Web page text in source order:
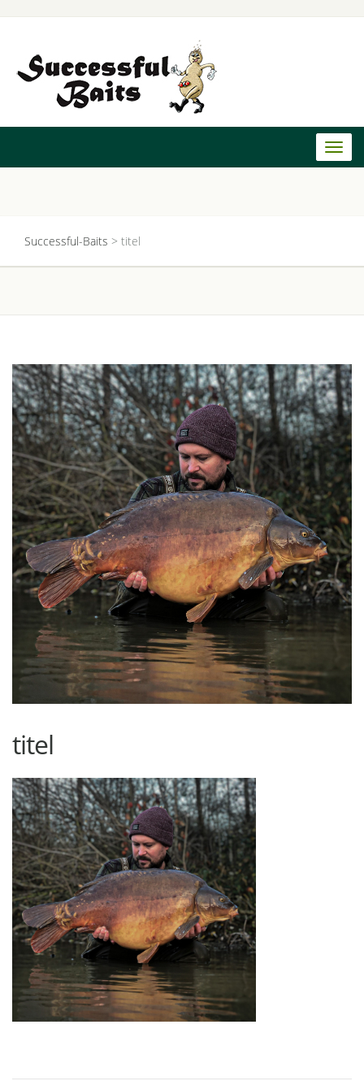
Successful-Baits > titel
titel